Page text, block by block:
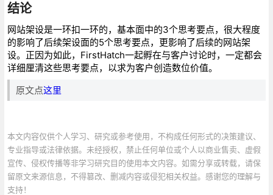
结论
网站架设是一环扣一环的，基本面中的3个思考要点，很大程度
的影响了后续架设面的5个思考要点，更影响了后续的网站架
设。正因为如此，FirstHatch一起孵在与客户讨论时，一定都会
详细厘清这些思考要点，以求为客户创造数位价值。
原文点这里
本文内容仅供个人学习、研究或参考使用，不构成任何形式的决策建议、
专业指导或法律依据。未经授权，禁止任何单位或个人以商业售卖、虚假
宣传、侵权传播等非学习研究目的使用本文内容。如需分享或转载，请保
留原文来源信息，不得篡改、删减内容或侵犯相关权益。感谢您的理解与
支持！